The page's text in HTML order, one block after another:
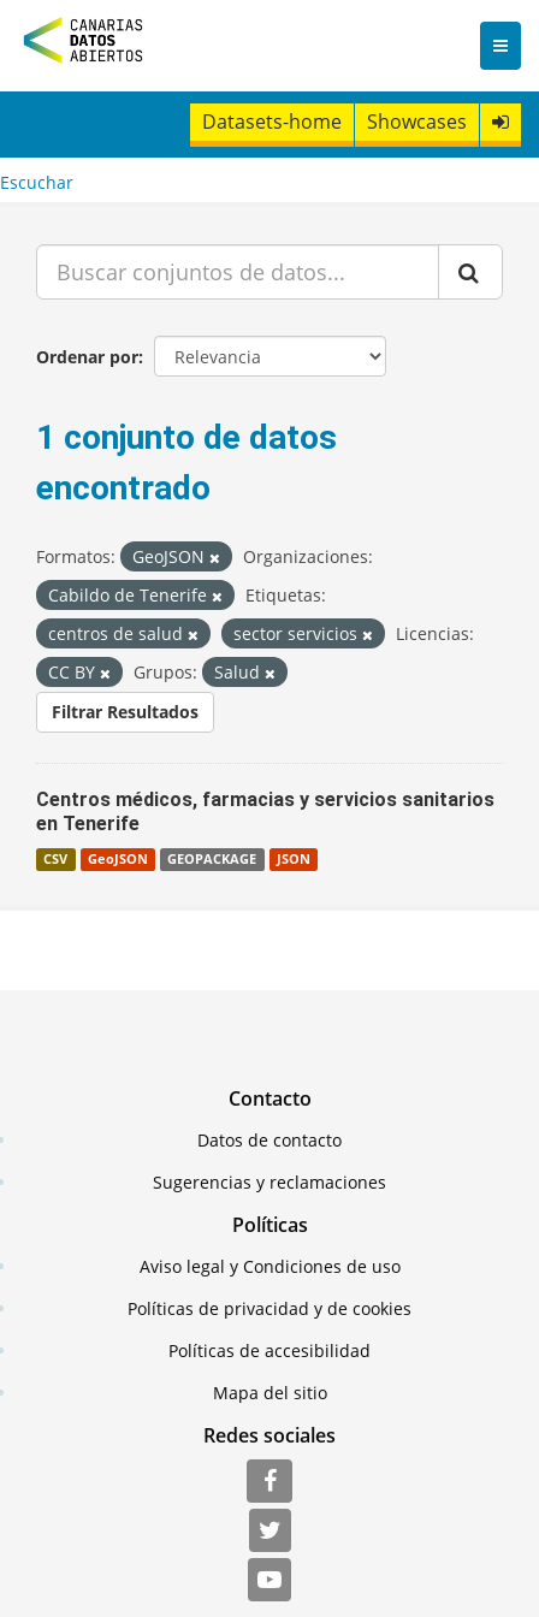
n
t
Datasets-home Showcases
Escuchar
Ordenar por
1 conjunto de datos
encontrado
Formatos: GeoJSON
Organizaciones:
Cabildo de Tenerife
Etiquetas:
centros de salud
sector servicios
Licencias:
CC BY
Grupos:
Salud
Filtrar Resultados
Centros médicos, farmacias y servicios sanitarios
en Tenerife
CSV GeoJSON GEOPACKAGE JSON
Contacto
Datos de contacto
Sugerencias y reclamaciones
Políticas
Aviso legal y Condiciones de uso
Políticas de privacidad y de cookies
Políticas de accesibilidad
Mapa del sitio
Redes sociales